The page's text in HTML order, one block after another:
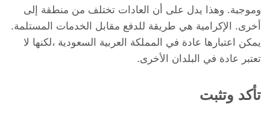
وموجبة. وهذا يدل على أن العادات تختلف من منطقة إلى
أخرى. الإكرامية هي طريقة للدفع مقابل الخدمات المستلمة.
يمكن اعتبارها عادة في المملكة العربية السعودية ،لكنها لا
تعتبر عادة في البلدان الأخرى.
تأكد وتثبت